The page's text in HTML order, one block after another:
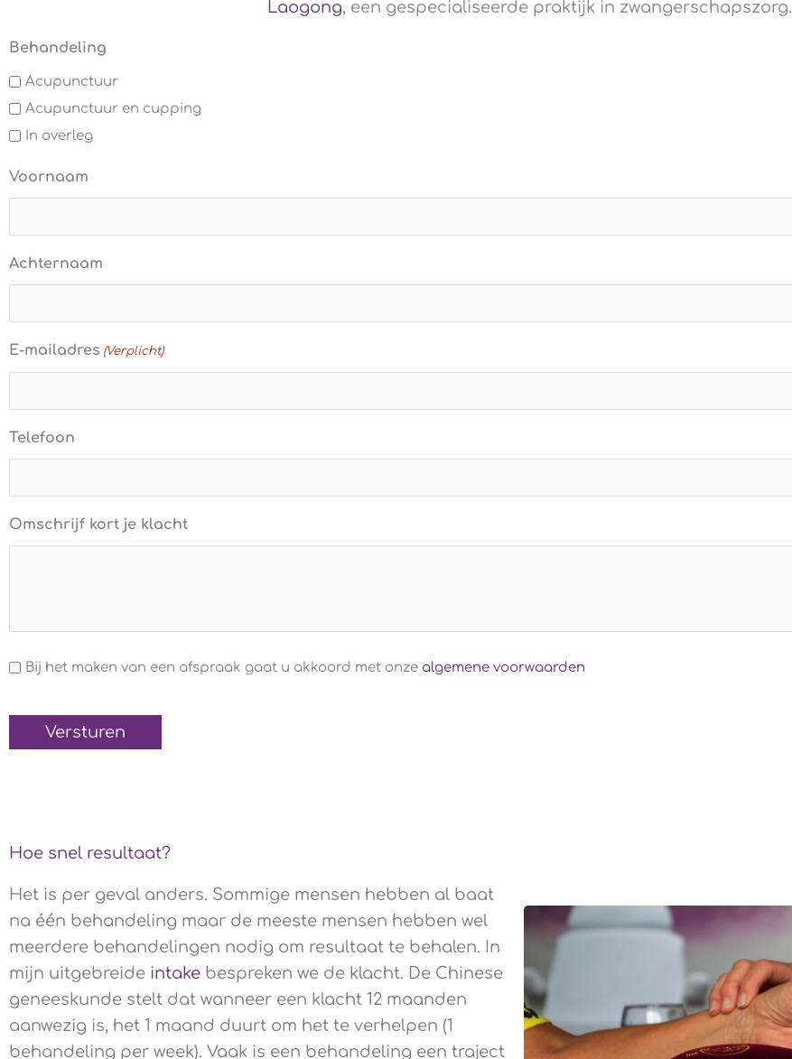
Laogong, een gespecialiseerde praktijk in zwangerschapszorg.
Behandeling
Acupunctuur
Acupunctuur en cupping
In overleg
Voornaam
Achternaam
E-mailadres (Verplicht)
Telefoon
Omschrijf kort je klacht
Algemene
(Verplicht)
Bij het maken van een afspraak gaat u akkoord met onze algemene voorwaarden
Hoe snel resultaat?
Het is per geval anders. Sommige mensen hebben al baat
na één behandeling maar de meeste mensen hebben wel
meerdere behandelingen nodig om resultaat te behalen. In
mijn uitgebreide intake bespreken we de klacht. De Chinese
geneeskunde stelt dat wanneer een klacht 12 maanden
aanwezig is, het 1 maand duurt om het te verhelpen (1
behandeling per week). Vaak is een behandeling een traject